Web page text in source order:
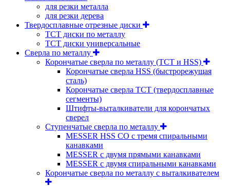
для резки металла
для резки дерева
Твердосплавные отрезные диски
ТСТ диски по металлу
ТСТ диски универсальные
Сверла по металлу
Корончатые сверла по металлу (TCT и HSS)
Корончатые сверла HSS (быстрорежущая
сталь)
Корончатые сверла TCT (твердосплавные
сегменты)
Штифты-выталкиватели для корончатых
сверел
Ступенчатые сверла по металлу
MESSER HSS CО с тремя спиральными
канавками
MESSER с двумя прямыми канавками
MESSER с двумя спиральными канавками
Корончатые сверла по металлу c выталкивателем